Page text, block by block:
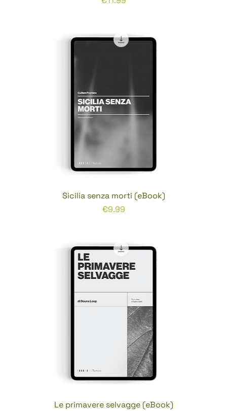
Sicilia senza morti (eBook)
Prezzo
€9.99
Le primavere selvagge (eBook)